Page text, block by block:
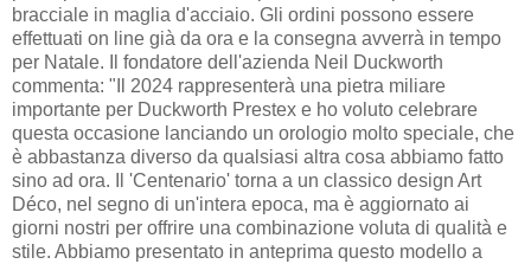
bracciale in maglia d'acciaio. Gli ordini possono essere
effettuati on line già da ora e la consegna avverrà in tempo
per Natale. Il fondatore dell'azienda Neil Duckworth
commenta: "Il 2024 rappresenterà una pietra miliare
importante per Duckworth Prestex e ho voluto celebrare
questa occasione lanciando un orologio molto speciale, che
è abbastanza diverso da qualsiasi altra cosa abbiamo fatto
sino ad ora. Il 'Centenario' torna a un classico design Art
Déco, nel segno di un'intera epoca, ma è aggiornato ai
giorni nostri per offrire una combinazione voluta di qualità e
stile. Abbiamo presentato in anteprima questo modello a